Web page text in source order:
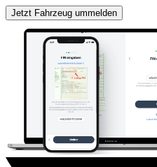
Jetzt Fahrzeug ummelden